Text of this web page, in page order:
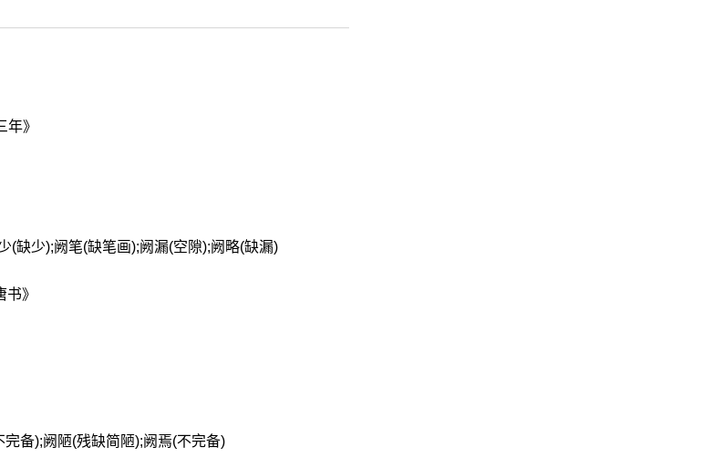
》
(缺少);阙笔(缺笔画);阙漏(空隙);阙略(缺漏)
》
备);阙陋(残缺简陋);阙焉(不完备)